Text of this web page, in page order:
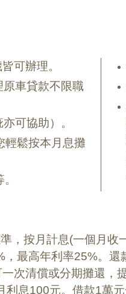
可辦理。
車貸款不限職
可協助）。
輕鬆按本月息攤
，按月計息(一個月收
最高年利率25%。
次清償或分期攤還，
息100元。借款1萬